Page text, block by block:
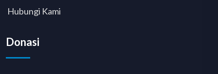
Hubungi Kami
Donasi